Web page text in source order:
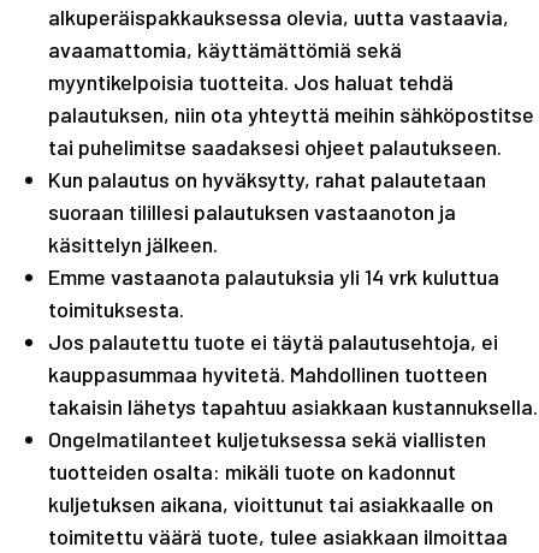
alkuperäispakkauksessa olevia, uutta vastaavia,
avaamattomia, käyttämättömiä sekä
myyntikelpoisia tuotteita. Jos haluat tehdä
palautuksen, niin ota yhteyttä meihin sähköpostitse
tai puhelimitse saadaksesi ohjeet palautukseen.
Kun palautus on hyväksytty, rahat palautetaan
suoraan tilillesi palautuksen vastaanoton ja
käsittelyn jälkeen.
Emme vastaanota palautuksia yli 14 vrk kuluttua
toimituksesta.
Jos palautettu tuote ei täytä palautusehtoja, ei
kauppasummaa hyvitetä. Mahdollinen tuotteen
takaisin lähetys tapahtuu asiakkaan kustannuksella.
Ongelmatilanteet kuljetuksessa sekä viallisten
tuotteiden osalta: mikäli tuote on kadonnut
kuljetuksen aikana, vioittunut tai asiakkaalle on
toimitettu väärä tuote, tulee asiakkaan ilmoittaa